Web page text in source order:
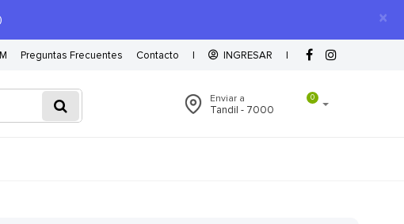
×
Preguntas Frecuentes Contacto | INGRESAR |
0
Enviar a
Tandil - 7000